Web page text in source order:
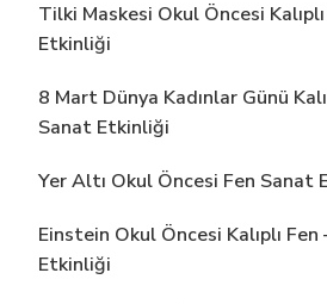
Tilki Maskesi Okul Öncesi
Etkinliği
8 Mart Dünya Kadınlar Günü
Sanat Etkinliği
Yer Altı Okul Öncesi Fen Sanat
Einstein Okul Öncesi Kalıplı Fen
Etkinliği